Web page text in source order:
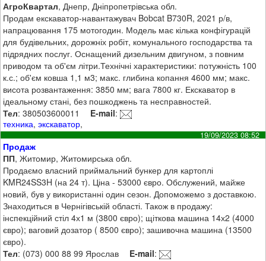
АгроКвартал, Днепр, Дніпропетрівська обл.
Продам екскаватор-навантажувач Bobcat B730R, 2021 р/в,
напрацювання 175 мотогодин. Модель має кілька конфігурацій
для будівельних, дорожніх робіт, комунального господарства та
підрядних послуг. Оснащений дизельним двигуном, з повним
приводом та об'єм літри.Технічні характеристики: потужність 100
к.с.; об'єм ковша 1,1 м3; макс. глибина копання 4600 мм; макс.
висота розвантаження: 3850 мм; вага 7800 кг. Екскаватор в
ідеальному стані, без пошкоджень та несправностей.
Тел: 380503600011 E-mail:
техника,экскаватор,
19/09/2023 08:52
Продаж
ПП, Житомир, Житомирська обл.
Продаємо власний приймальний бункер для картоплі
KMR24SS3H (на 24 т). Ціна - 53000 євро. Обслужений, майже
новий, був у використанні один сезон. Допоможемо з доставкою.
Знаходиться в Чернігівській області. Також в продажу:
інспекційний стіл 4х1 м (3800 євро); щіткова машина 14х2 (4000
євро); ваговий дозатор ( 8500 євро); зашивочна машина (13500
євро).
Тел: (073) 000 88 99 Ярослав E-mail: